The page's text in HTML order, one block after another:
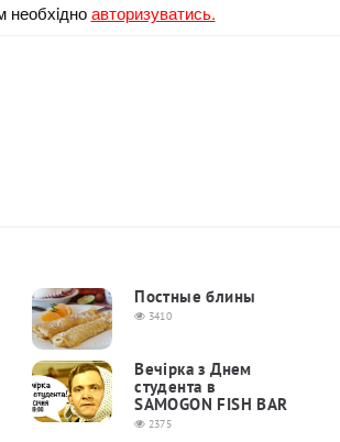
необхiдноавторизуватись.
Постные блины
3410
Вечірка з Днем
студента в
SAMOGON FISH BAR
2375